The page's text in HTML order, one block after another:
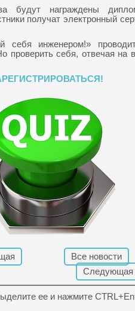
будут награждены
получат электронный
себя инженером!»
проверить себя, отвечая на
Все новости
Следующая
ее и нажмите